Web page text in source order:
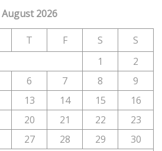
August 2026
T F S
S
1
2
6 7 8
9
13 14 15
16
20 21 22
23
27 28 29
30